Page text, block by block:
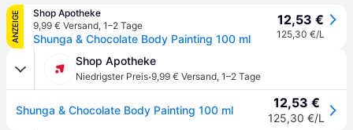
ANZEIGE
Shop Apotheke
9,99 € Versand, 1–2 Tage
Shunga & Chocolate Body Painting 100 ml
12,53 €
125,30 €/L
Shop Apotheke
Niedrigster Preis·9,99 € Versand, 1–2 Tage
Shunga & Chocolate Body Painting 100 ml 12,53 €
125,30 €/L